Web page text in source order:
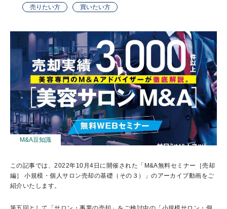
売りたい方 買いたい方
セミナー動画
M&A豆知識
この記事では、2022年10月4日に開催された「M&A無料セミナー［売却
編］ 小規模・個人サロン売却の基礎（その３）」のアーカイブ動画をご
紹介いたします。